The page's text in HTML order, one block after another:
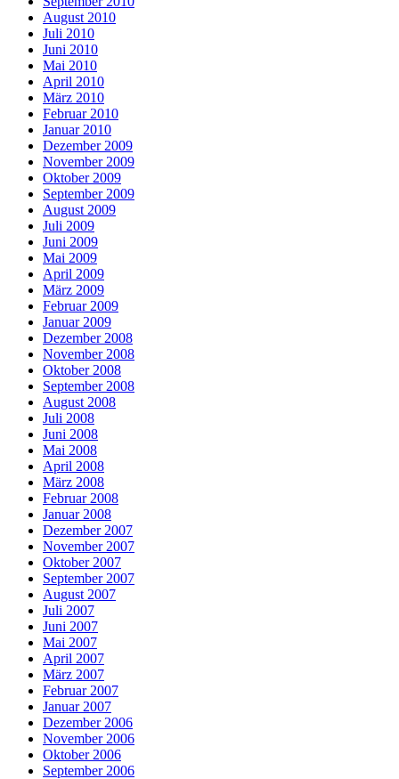
August 2010
Juli 2010
Juni 2010
Mai 2010
April 2010
März 2010
Februar 2010
Januar 2010
Dezember 2009
November 2009
Oktober 2009
September 2009
August 2009
Juli 2009
Juni 2009
Mai 2009
April 2009
März 2009
Februar 2009
Januar 2009
Dezember 2008
November 2008
Oktober 2008
September 2008
August 2008
Juli 2008
Juni 2008
Mai 2008
April 2008
März 2008
Februar 2008
Januar 2008
Dezember 2007
November 2007
Oktober 2007
September 2007
August 2007
Juli 2007
Juni 2007
Mai 2007
April 2007
März 2007
Februar 2007
Januar 2007
Dezember 2006
November 2006
Oktober 2006
September 2006